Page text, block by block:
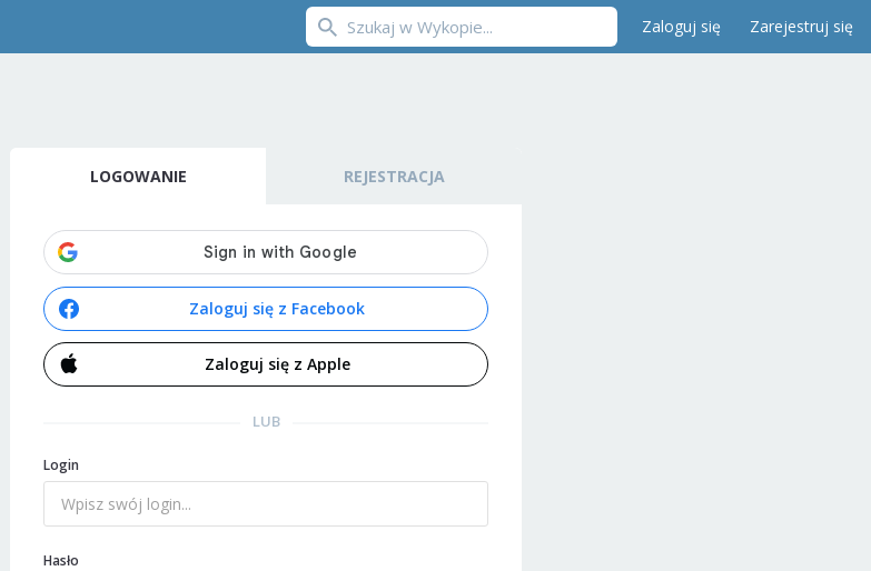
Zaloguj się Zarejestruj się
LOGOWANIE REJESTRACJA
Zaloguj się z Facebook
Zaloguj się z Apple
LUB
Login
Hasło